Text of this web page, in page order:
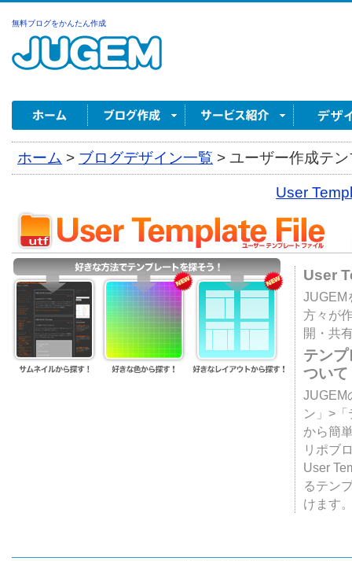
無料ブログをかんたん作成
ホーム > ブログデザイン一覧 > ユーザー作成テ
User
User
JUGEM
方々が
開・共
テン
ついて
JUGEM
ン」>
から簡
リポブ
User
るテン
けます